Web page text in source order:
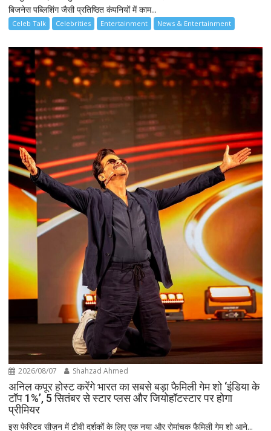
बिजनेस पब्लिशिंग जैसी प्रतिष्ठित कंपनियों में काम...
Celeb Talk Celebrities Entertainment News & Entertainment
2026/08/07 Shahzad Ahmed
अनिल कपूर होस्ट करेंगे भारत का सबसे बड़ा फैमिली गेम शो ‘इंडिया के
टॉप 1%’, 5 सितंबर से स्टार प्लस और जियोहॉटस्टार पर होगा
प्रीमियर
इस फेस्टिव सीज़न में टीवी दर्शकों के लिए एक नया और रोमांचक फैमिली गेम शो आने...